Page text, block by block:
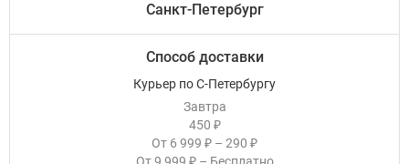
Санкт-Петербург
Способ доставки
Курьер по С-Петербургу
Завтра
450 ₽
От 6 999 ₽ – 290 ₽
₽